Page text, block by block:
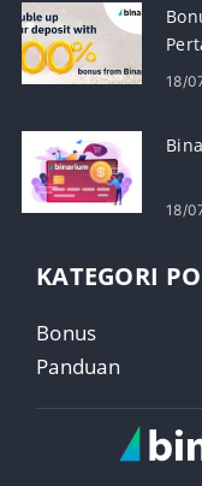
18/
18/
KATEGORI
Bonus
Panduan